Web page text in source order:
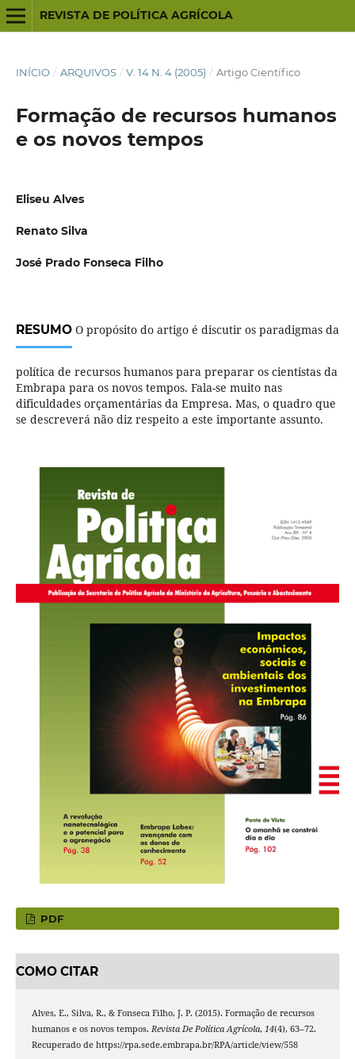
REVISTA DE POLÍTICA AGRÍCOLA
INÍCIO / ARQUIVOS / V. 14 N. 4 (2005) / Artigo Científico
Formação de recursos humanos
e os novos tempos
Eliseu Alves
Renato Silva
José Prado Fonseca Filho
RESUMOO propósito do artigo é discutir os paradigmas da
política de recursos humanos para preparar os cientistas da
Embrapa para os novos tempos. Fala-se muito nas
dificuldades orçamentárias da Empresa. Mas, o quadro que
se descreverá não diz respeito a este importante assunto.
PDF
COMO CITAR
Alves, E., Silva, R., & Fonseca Filho, J. P. (2015). Formação de recursos
humanos e os novos tempos. Revista De Política Agrícola, 14(4), 63–72.
Recuperado de https://rpa.sede.embrapa.br/RPA/article/view/558